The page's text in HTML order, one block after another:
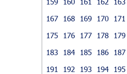
167
168 169 170 171
175
176 177 178 179
183
184 185 186 187
191
192 193 194 195